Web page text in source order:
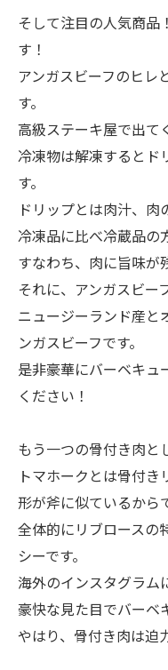
そして注目の人気商品
す！
アンガスビーフのヒレ
す。
高級ステーキ屋で出て
冷凍物は解凍するとド
す。
ドリップとは肉汁、肉
冷凍品に比べ冷蔵品の
すなわち、肉に旨味が
それに、アンガスビー
ニュージーランド産と
ンガスビーフです。
是非豪華にバーベキュ
ください！
もう一つの骨付き肉と
トマホークとは骨付き
形が斧に似ているから
全体的にリブロースの
シーです。
海外のインスタグラム
豪快な見た目でバーベ
やはり、骨付き肉は迫